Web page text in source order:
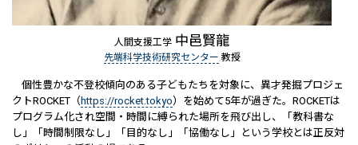
人間支援工学 中邑賢龍
先端科学技術研究センター 教授
個性豊かな不登校傾向のある子どもたちを対象に、異才発掘プロジェ
クトROCKET（ https://rocket.tokyo）を始めて5年が過ぎた。ROCKETは
プログラム化され空間・時間に縛られた場所を飛び出し、「教科書な
し」「時間制限なし」「目的なし」「協働なし」という学校とは正反対